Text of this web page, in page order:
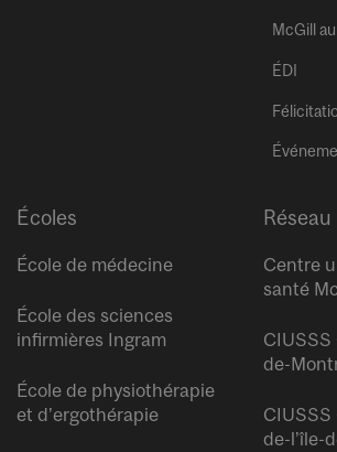
McGill
ÉDI
Écoles
École de médecine
École des sciences
infirmières Ingram
École de physiothérapie
et d’ergothérapie
Réseau
Centre
santé
CIUSSS
de-
de-l’île-